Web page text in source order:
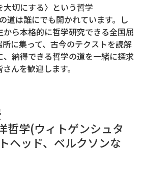
大切にする〉という哲学
道は誰にでも開かれています。し
ら本格的に哲学研究できる全国屈
に集って、古今のテクストを読解
納得できる哲学の道を一緒に探求
んを歓迎します。
哲学(ウィトゲンシュタ
ヘッド、ベルクソンな